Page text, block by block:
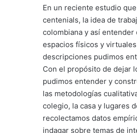
En un reciente estudio
centenials, la idea de
colombiana y así
espacios físicos y
descripciones pudimos
Con el propósito de dejar
pudimos entender y
las metodologías
colegio, la casa y lugares
recolectamos datos
indagar sobre temas de